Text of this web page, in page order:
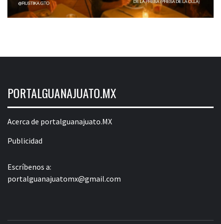
PORTALGUANAJUATO.MX
Acerca de portalguanajuato.MX
Publicidad
Escríbenos a:
portalguanajuatomx@gmail.com